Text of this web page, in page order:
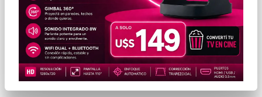
* Las imágenes se exhiben con fines ilustrativos.